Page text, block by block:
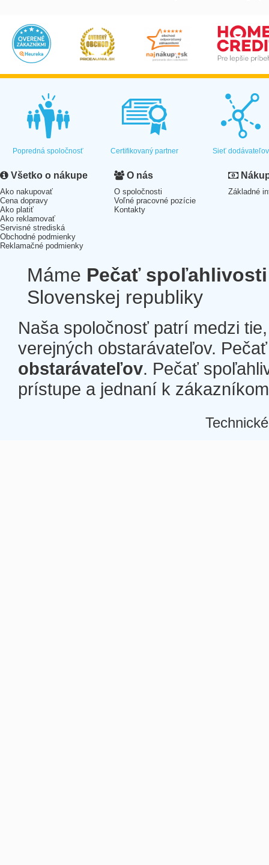
Popredná spoločnosť Certifikovaný partner Sieť dodávateľov
Všetko o nákupe
Ako nakupovať
Cena dopravy
Ako platiť
Ako reklamovať
Servisné strediská
Obchodné podmienky
Reklamačné podmienky
O nás
O spoločnosti
Voľné pracovné pozície
Kontakty
Základné
Máme Pečať spoľahlivosti
Slovenskej republiky
Naša spoločnosť patrí medzi
verejných obstarávateľov.
obstarávateľov. Pečať
prístupe a jednaní k